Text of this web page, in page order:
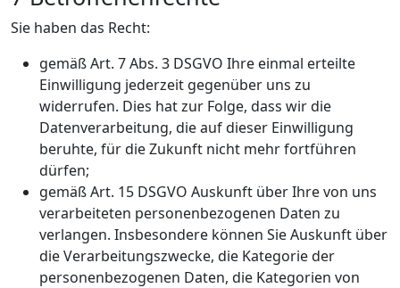
Sie haben das Recht:
gemäß Art. 7 Abs. 3 DSGVO Ihre einmal erteilte
Einwilligung jederzeit gegenüber uns zu
widerrufen. Dies hat zur Folge, dass wir die
Datenverarbeitung, die auf dieser Einwilligung
beruhte, für die Zukunft nicht mehr fortführen
dürfen;
gemäß Art. 15 DSGVO Auskunft über Ihre von uns
verarbeiteten personenbezogenen Daten zu
verlangen. Insbesondere können Sie Auskunft über
die Verarbeitungszwecke, die Kategorie der
personenbezogenen Daten, die Kategorien von